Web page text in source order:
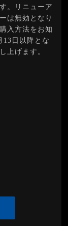
。リニューア
は無効となり
入方法をお知
13日以降とな
上げます。